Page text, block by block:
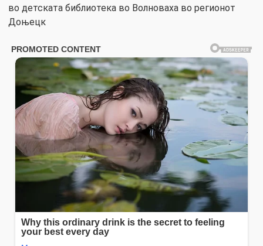
во детската библиотека во Волноваха во регионот
Доњецк